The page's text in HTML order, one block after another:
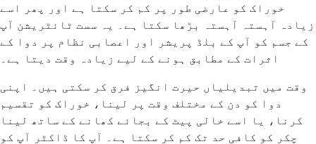
خوراک کو عارضی طور پر کم کر سکتا ہے اور پھر اسے
زیادہ آہستہ آہستہ بڑھا سکتا ہے۔ یہ سست ٹائٹریشن آپ
کے جسم کو آپ کے بلڈ پریشر اور اعصابی نظام پر دوا کے
اثرات کے مطابق ہونے کے لیے زیادہ وقت دیتا ہے۔
وقت میں تبدیلیاں حیرت انگیز فرق کر سکتی ہیں۔ اپنی
دوا کو دن کے مختلف وقت پر لینا، خوراک کو تقسیم
کرنا، یا اسے خالی پیٹ کے بجائے کھانے کے ساتھ لینا
چکر کو کافی حد تک کم کر سکتا ہے۔ آپ کا ڈاکٹر آپ کو